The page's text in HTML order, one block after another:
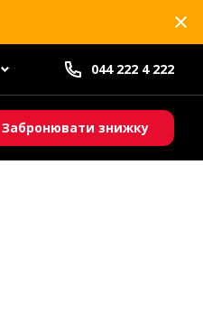
044 222 4 222
Забронювати знижку